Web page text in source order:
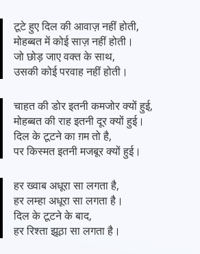
टूटे हुए दिल की आवाज़ नहीं होती,
मोहब्बत में कोई साज़ नहीं होती।
जो छोड़ जाए वक्त के साथ,
उसकी कोई परवाह नहीं होती।
चाहत की डोर इतनी कमजोर क्यों हुई,
मोहब्बत की राह इतनी दूर क्यों हुई।
दिल के टूटने का ग़म तो है,
पर किस्मत इतनी मजबूर क्यों हुई।
हर ख्वाब अधूरा सा लगता है,
हर लम्हा अधूरा सा लगता है।
दिल के टूटने के बाद,
हर रिश्ता झूठा सा लगता है।